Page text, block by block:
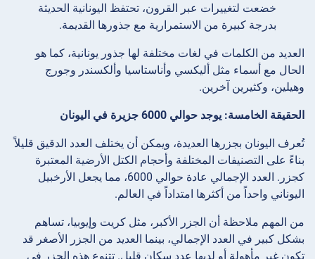
خضعت لتغييرات عبر القرون، تحتفظ اليونانية الحديثة
بدرجة كبيرة من الاستمرارية مع جذورها القديمة.
العديد من الكلمات في لغات مختلفة لها جذور يونانية، كما هو
الحال مع أسماء مثل أليكسي وأناستاسيا وألكسندر وجورج
وهيلين، وكثيرين آخرين.
الحقيقة الخامسة: يوجد حوالي 6000 جزيرة في اليونان
تُعرف اليونان بجزرها العديدة، ويمكن أن يختلف العدد الدقيق قليلاً
بناءً على التصنيفات المختلفة وأحجام الكتل الأرضية المعتبرة
كجزر. العدد الإجمالي عادة حوالي 6000، مما يجعل الأرخبيل
اليوناني واحداً من أكثرها امتداداً في العالم.
من المهم ملاحظة أن الجزر الأكبر، مثل كريت وإيوبيا، تساهم
بشكل كبير في العدد الإجمالي، بينما العديد من الجزر الأصغر قد
تكون غير مأهولة أو لديها عدد سكان قليل. تتنوع هذه الجزر في